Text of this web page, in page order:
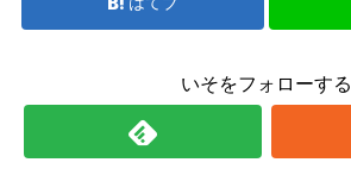
いそをフォローする